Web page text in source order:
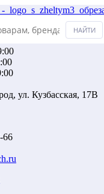
ул. Кузбасская, 17В
66